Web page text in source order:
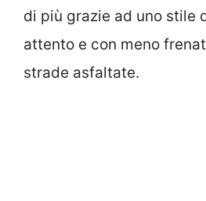
di più grazie ad uno stile
attento e con meno
strade asfaltate.